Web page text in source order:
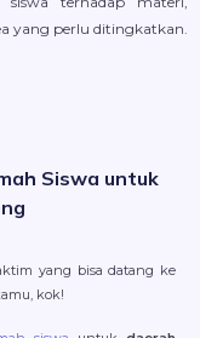
yang perlu ditingkatkan.
Siswa untuk
yang bisa datang ke
kok!